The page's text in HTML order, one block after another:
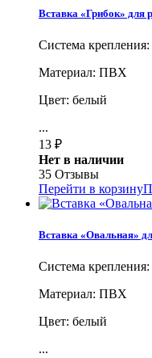
Вставка «Грибок» для
Система
Материал: ПВХ
Цвет: белый
...
13 ₽
Нет в наличии
35 Отзывы
Перейти в корзину
Вставка «Овальная»
Система
Материал: ПВХ
Цвет: белый
...